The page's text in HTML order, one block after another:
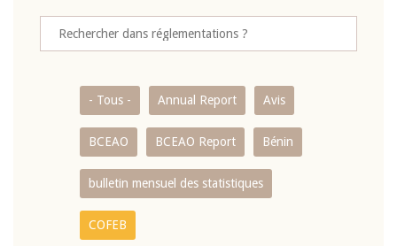
- Tous - Annual Report Avis
BCEAO BCEAO Report Bénin
bulletin mensuel des statistiques
COFEB